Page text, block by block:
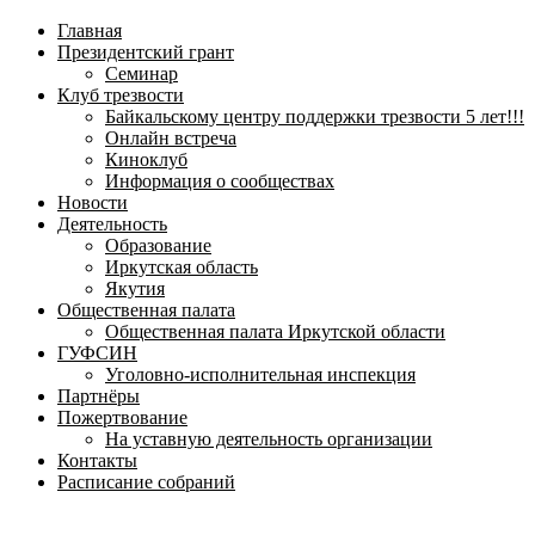
меню
Главная
Президентский грант
Семинар
Клуб трезвости
Байкальскому центру поддержки трезвости 5 лет!!!
Онлайн встреча
Киноклуб
Информация о сообществах
Новости
Деятельность
Образование
Иркутская область
Якутия
Общественная палата
Общественная палата Иркутской области
ГУФСИН
Уголовно-исполнительная инспекция
Партнёры
Пожертвование
На уставную деятельность организации
Контакты
Расписание собраний